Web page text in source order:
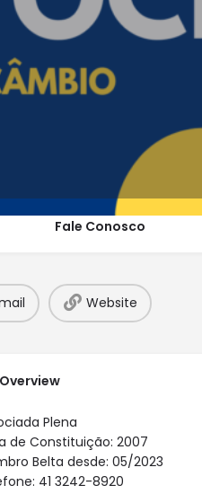
Fale Conosco
Website
Overview
Plena
de Constituição: 2007
Belta desde: 05/2023
41 3242-8920